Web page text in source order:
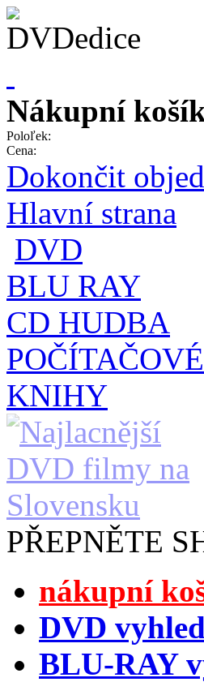
Nákupní
Poloľek:
Cena:
Dokončit
Hlavní strana
DVD
BLU RAY
CD HUDBA
KNIHY
PŘEPNĚTE
nákupní
DVD
BLU-RAY